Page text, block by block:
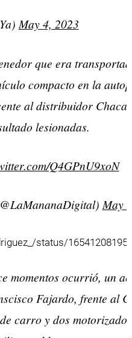
May 4, 2023
que era
compacto en la
al distribuidor
lesionadas.
Q4GPnU9xoN
May
status/
momentos ocurrió, un
Fajardo, frente al
carro y dos